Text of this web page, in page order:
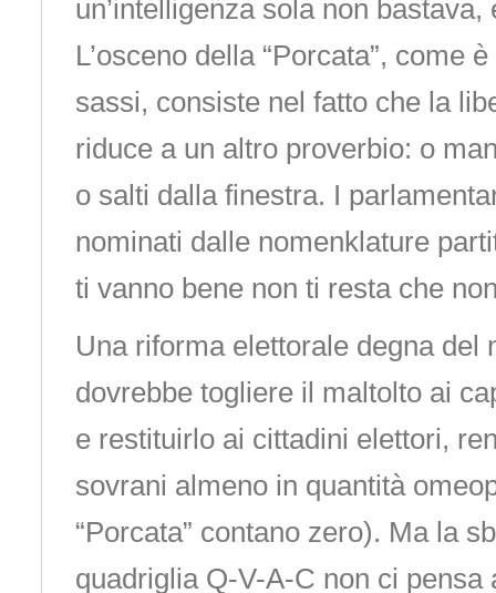
un’intelligenza sola non
L’osceno della “Porcata”, come
sassi, consiste nel fatto che la
riduce a un altro proverbio: o
o salti dalla finestra. I
nominati dalle nomenklature
ti vanno bene non ti resta che
Una riforma elettorale degna del
dovrebbe togliere il maltolto ai
e restituirlo ai cittadini elettori,
sovrani almeno in quantità
“Porcata” contano zero). Ma la
quadriglia Q-V-A-C non ci pensa